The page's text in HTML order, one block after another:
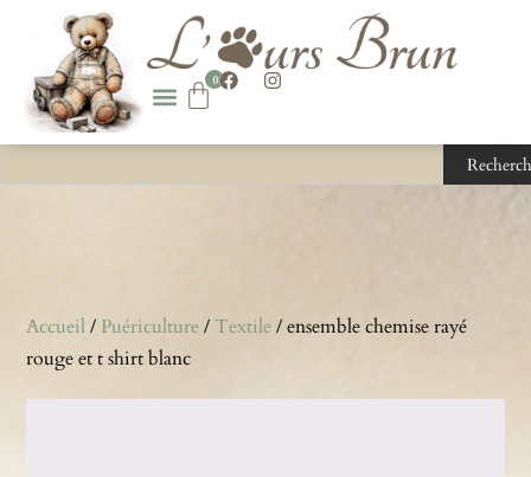
0
Accueil/ Puériculture/Textile/ ensemble chemise rayé
rouge et t shirt blanc